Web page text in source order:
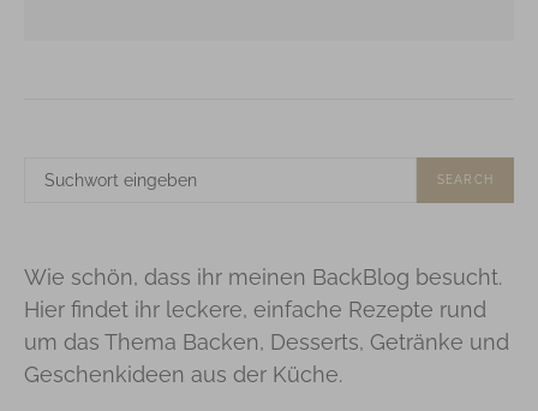
SUCHE
SEARCH
Wie schön, dass ihr meinen BackBlog besucht.
Hier findet ihr leckere, einfache Rezepte rund
um das Thema Backen, Desserts, Getränke und
Geschenkideen aus der Küche.